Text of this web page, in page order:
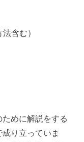
含む）
ために解説をする
り立っていま